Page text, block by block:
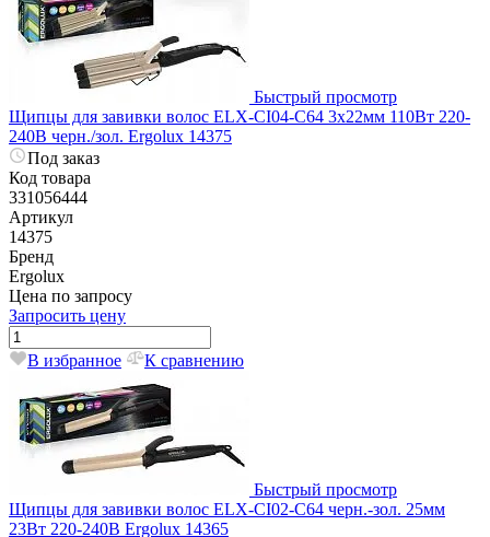
Быстрый просмотр
Щипцы для завивки волос ELX-CI04-C64 3х22мм 110Вт 220-
240В черн./зол. Ergolux 14375
Под заказ
Код товара
331056444
Артикул
14375
Бренд
Ergolux
Цена по запросу
Запросить цену
В избранное К сравнению
Быстрый просмотр
Щипцы для завивки волос ELX-CI02-C64 черн.-зол. 25мм
23Вт 220-240В Ergolux 14365